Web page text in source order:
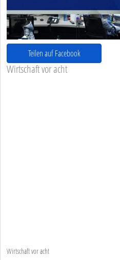
Teilen auf Facebook
Wirtschaft vor acht
Wirtschaft vor acht